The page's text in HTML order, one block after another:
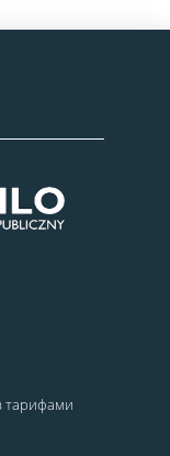
тарифами